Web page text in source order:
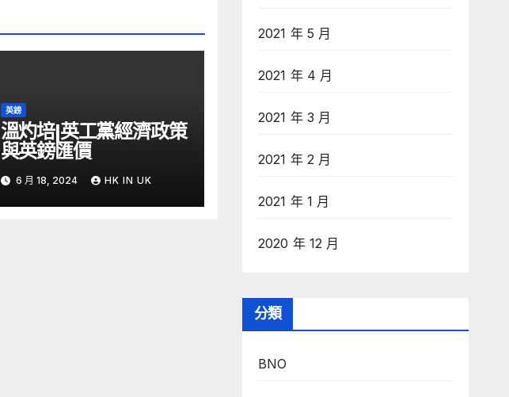
英鎊
溫灼培|英工黨經濟政策
與英鎊匯價
6 月 18, 2024 HK IN UK
2021 年 5 月
2021 年 4 月
2021 年 3 月
2021 年 2 月
2021 年 1 月
2020 年 12 月
分類
BNO